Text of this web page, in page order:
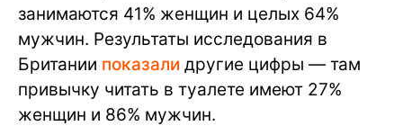
занимаются 41% женщин и целых 64%
мужчин. Результаты исследования в
Британии показали другие цифры — там
привычку читать в туалете имеют 27%
женщин и 86% мужчин.